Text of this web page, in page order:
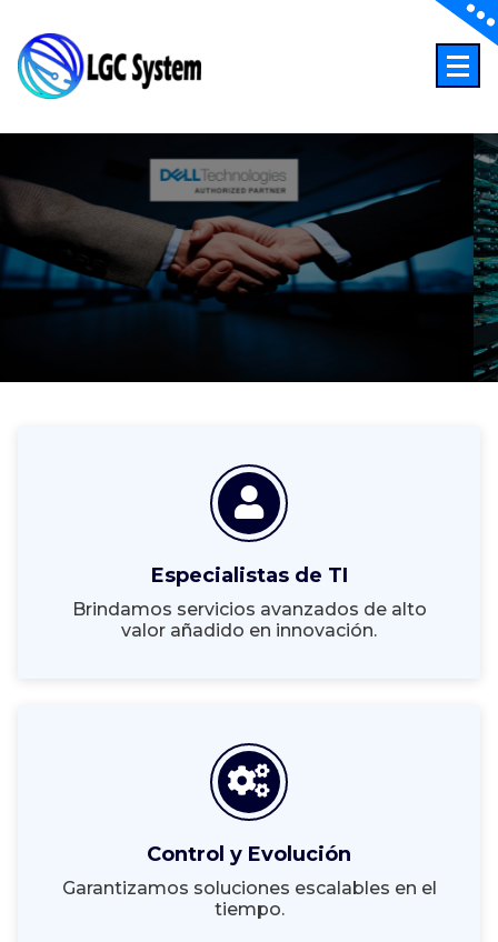
Especialistas de TI
Brindamos servicios avanzados de alto
valor añadido en innovación.
Control y Evolución
Garantizamos soluciones escalables en el
tiempo.